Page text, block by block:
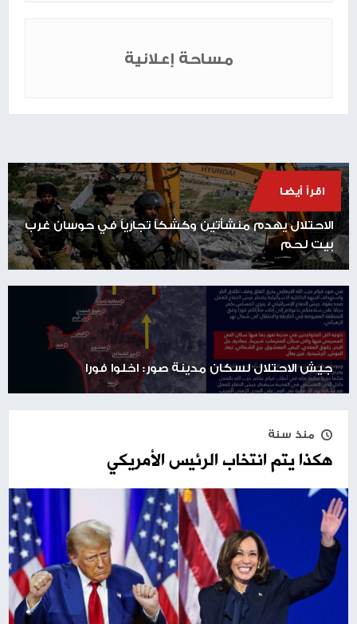
مساحة إعلانية
اقرأ أيضا
الاحتلال يهدم منشأتين وكشكاً تجارياً في حوسان غرب
بيت لحم
جيش الاحتلال لسكان مدينة صور: اخلوا فورا
منذ سنة
هكذا يتم انتخاب الرئيس الأمريكي